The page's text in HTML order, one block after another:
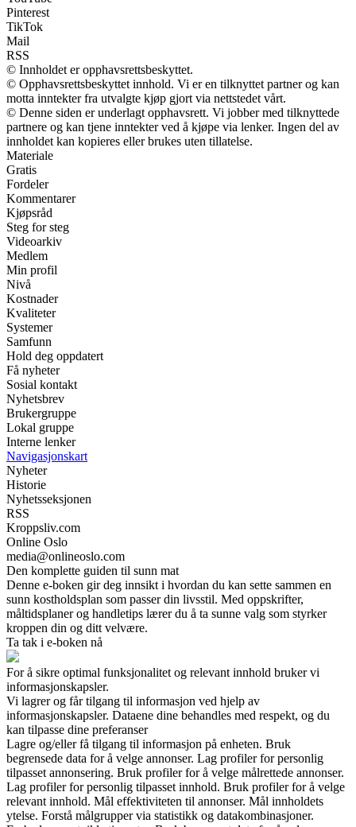
Pinterest
TikTok
Mail
RSS
© Innholdet er opphavsrettsbeskyttet.
© Opphavsrettsbeskyttet innhold. Vi er en tilknyttet partner og kan
motta inntekter fra utvalgte kjøp gjort via nettstedet vårt.
© Denne siden er underlagt opphavsrett. Vi jobber med tilknyttede
partnere og kan tjene inntekter ved å kjøpe via lenker. Ingen del av
innholdet kan kopieres eller brukes uten tillatelse.
Materiale
Gratis
Fordeler
Kommentarer
Kjøpsråd
Steg for steg
Videoarkiv
Medlem
Min profil
Nivå
Kostnader
Kvaliteter
Systemer
Samfunn
Hold deg oppdatert
Få nyheter
Sosial kontakt
Nyhetsbrev
Brukergruppe
Lokal gruppe
Interne lenker
Navigasjonskart
Nyheter
Historie
Nyhetsseksjonen
RSS
Kroppsliv.com
Online Oslo
media@onlineoslo.com
Den komplette guiden til sunn mat
Denne e-boken gir deg innsikt i hvordan du kan sette sammen en
sunn kostholdsplan som passer din livsstil. Med oppskrifter,
måltidsplaner og handletips lærer du å ta sunne valg som styrker
kroppen din og ditt velvære.
Ta tak i e-boken nå
For å sikre optimal funksjonalitet og relevant innhold bruker vi
informasjonskapsler.
Vi lagrer og får tilgang til informasjon ved hjelp av
informasjonskapsler. Dataene dine behandles med respekt, og du
kan tilpasse dine preferanser
Lagre og/eller få tilgang til informasjon på enheten. Bruk
begrensede data for å velge annonser. Lag profiler for personlig
tilpasset annonsering. Bruk profiler for å velge målrettede annonser.
Lag profiler for personlig tilpasset innhold. Bruk profiler for å velge
relevant innhold. Mål effektiviteten til annonser. Mål innholdets
ytelse. Forstå målgrupper via statistikk og datakombinasjoner.